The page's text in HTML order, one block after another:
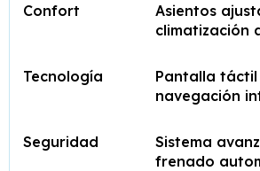
Confort
Asientos
climatización
Tecnología
Pantalla táctil
navegación
Seguridad
Sistema
frenado